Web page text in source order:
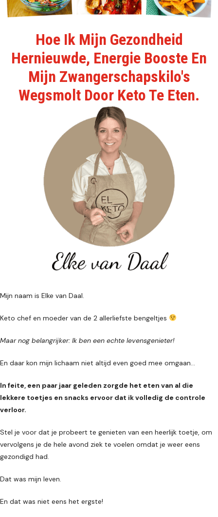
Hoe Ik Mijn Gezondheid
Hernieuwde, Energie Booste En
Mijn Zwangerschapskilo's
Wegsmolt Door Keto Te Eten.
Mijn naam is Elke van Daal.
Keto chef en moeder van de 2 allerliefste bengeltjes
Maar nog belangrijker: Ik ben een echte levensgenieter!
En daar kon mijn lichaam niet altijd even goed mee omgaan...
In feite, een paar jaar geleden zorgde het eten van al die
lekkere toetjes en snacks ervoor dat ik volledig de controle
verloor.
Stel je voor dat je probeert te genieten van een heerlijk toetje, om
vervolgens je de hele avond ziek te voelen omdat je weer eens
gezondigd had.
Dat was mijn leven.
En dat was niet eens het ergste!